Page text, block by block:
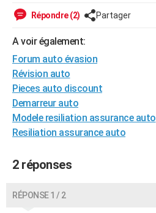
Art de vivre
Bien-être
Loisirs
Mode
Modes de vie
SANTE
Alimentation
Guide de la santé
Maladies
Médicaments
Sommeil
VOYAGE
PHOTO
GUIDES D'ACHAT
BONS PLANS
Carte de Noël
Carte Bonne année
Carte Saint-Valentin
Carte Pâques
Carte d'anniversaire
DICTIONNAIRE
Dictionnaire
Biographies
Citations
Expressions
Proverbes
PROGRAMME TV
Répondre (2) Partager
A voir également:
Forum auto évasion
Révision auto
Pieces auto discount
Demarreur auto
Modele resiliation assurance auto
Resiliation assurance auto
2 réponses
RÉPONSE 1 / 2